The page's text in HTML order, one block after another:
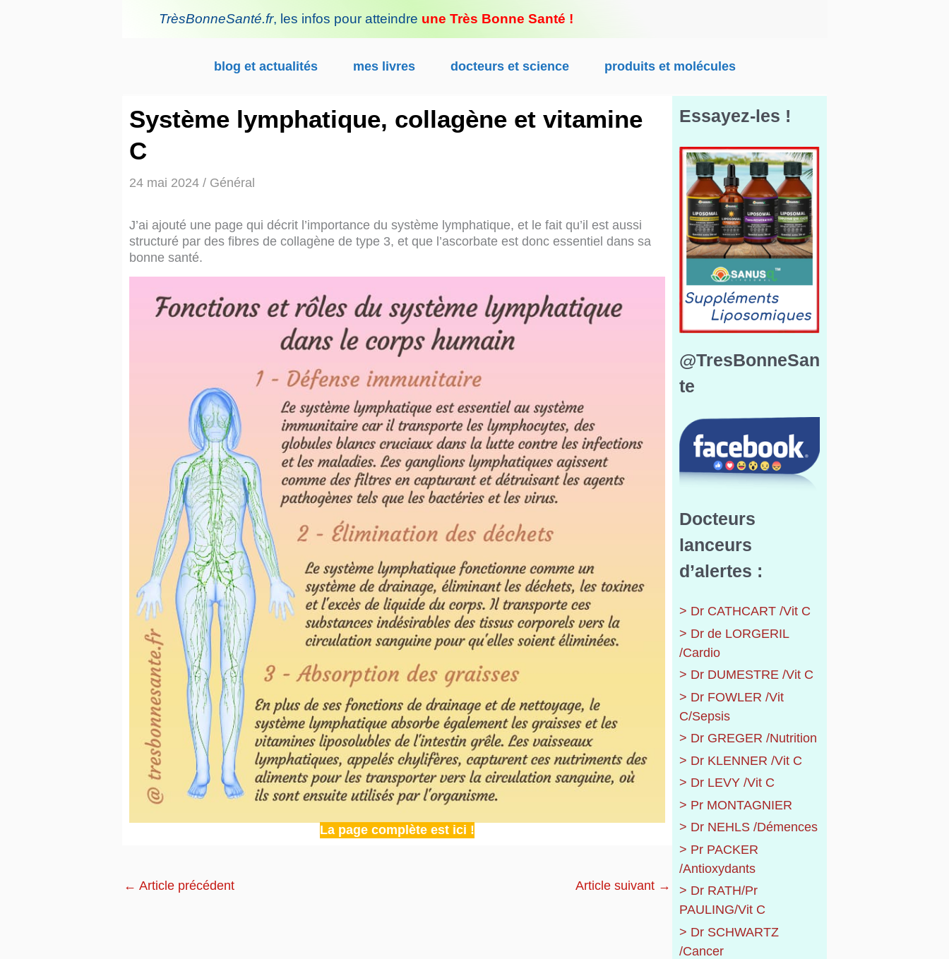
TrèsBonneSanté.fr, les infos pour atteindre une Très Bonne Santé !
blog et actualités mes livres docteurs et science produits et molécules
Système lymphatique, collagène et vitamine
C
24 mai 2024 / Général
J’ai ajouté une page qui décrit l’importance du système lymphatique, et le fait qu’il est aussi
structuré par des fibres de collagène de type 3, et que l’ascorbate est donc essentiel dans sa
bonne santé.
La page complète est ici !
← Article précédent Article suivant →
Essayez-les !
@TresBonneSan
te
Docteurs
lanceurs
d’alertes :
> Dr CATHCART /Vit C
> Dr de LORGERIL
/Cardio
> Dr DUMESTRE /Vit C
> Dr FOWLER /Vit
C/Sepsis
> Dr GREGER /Nutrition
> Dr KLENNER /Vit C
> Dr LEVY /Vit C
> Pr MONTAGNIER
> Dr NEHLS /Démences
> Pr PACKER
/Antioxydants
> Dr RATH/Pr
PAULING/Vit C
> Dr SCHWARTZ
/Cancer